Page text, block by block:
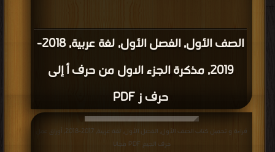
الصف الأول, الفصل الأول, لغة عربية, 2018-
2019, مذكرة الجزء الاول من حرف أ إلى
حرف ز PDF
قراءة و تحميل كتاب الصف الأول, الفصل الأول, لغة عربية, 2017-2018, أوراق عمل
حرف الجيم PDF مجانا